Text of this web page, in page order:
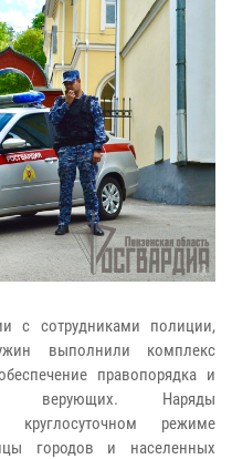
с сотрудниками полиции,
выполнили комплекс
правопорядка и
верующих. Наряды
режиме
городов и населенных